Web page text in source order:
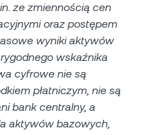
ze zmiennością cen
oraz postępem
wyniki aktywów
wskaźnika
cyfrowe nie są
płatniczym, nie są
bank centralny, a
aktywów bazowych,